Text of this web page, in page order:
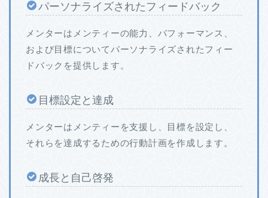
パーソナライズされたフィードバック
メンターはメンティーの能力、パフォーマンス、
および目標についてパーソナライズされたフィー
ドバックを提供します。
目標設定と達成
メンターはメンティーを支援し、目標を設定し、
それらを達成するための行動計画を作成します。
成長と自己啓発